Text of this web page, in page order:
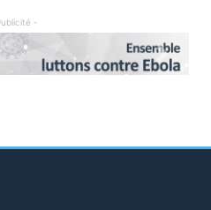
-
Next